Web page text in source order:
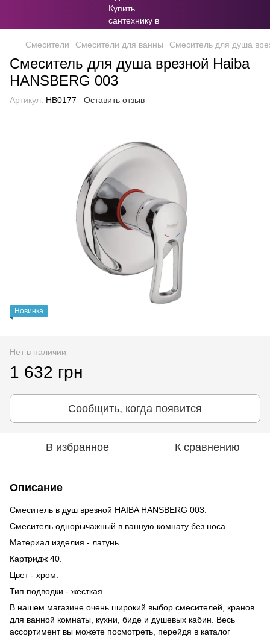
Смесители Смесители для ванны Смеситель для душа
Смеситель для душа врезной Haiba
HANSBERG 003
Артикул: HB0177 Оставить отзыв
Новинка
Нет в наличии
1 632 грн
Сообщить, когда появится
В избранное К сравнению
Описание
Смеситель в душ врезной HAIBA HANSBERG 003.
Cмеситель однорычажный в ванную комнату без носа.
Материал изделия - латунь.
Картридж 40.
Цвет - хром.
Тип подводки - жесткая.
В нашем магазине очень широкий выбор смесителей, кранов
для ванной комнаты, кухни, биде и душевых кабин. Весь
ассортимент вы можете посмотреть, перейдя в каталог